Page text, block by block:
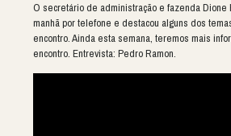
O secretário de administração e fazenda Dione
manhã por telefone e destacou alguns dos
encontro. Ainda esta semana, teremos mais
encontro. Entrevista: Pedro Ramon.